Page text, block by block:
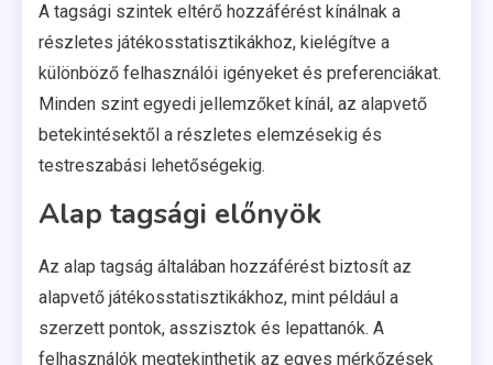
A tagsági szintek eltérő hozzáférést kínálnak a
részletes játékosstatisztikákhoz, kielégítve a
különböző felhasználói igényeket és preferenciákat.
Minden szint egyedi jellemzőket kínál, az alapvető
betekintésektől a részletes elemzésekig és
testreszabási lehetőségekig.
Alap tagsági előnyök
Az alap tagság általában hozzáférést biztosít az
alapvető játékosstatisztikákhoz, mint például a
szerzett pontok, asszisztok és lepattanók. A
felhasználók megtekinthetik az egyes mérkőzések